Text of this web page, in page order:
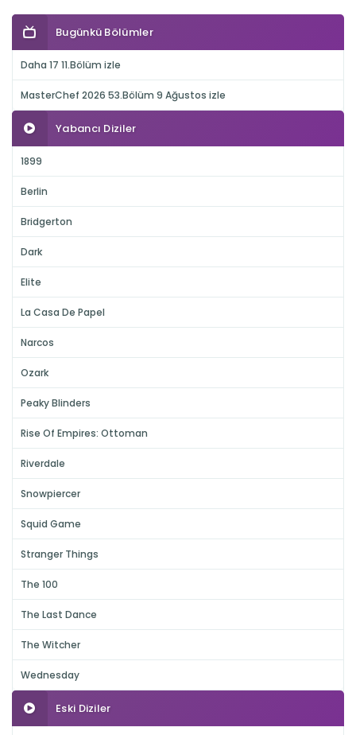
Bugünkü Bölümler
Daha 17 11.Bölüm izle
MasterChef 2026 53.Bölüm 9 Ağustos izle
Yabancı Diziler
1899
Berlin
Bridgerton
Dark
Elite
La Casa De Papel
Narcos
Ozark
Peaky Blinders
Rise Of Empires: Ottoman
Riverdale
Snowpiercer
Squid Game
Stranger Things
The 100
The Last Dance
The Witcher
Wednesday
Eski Diziler